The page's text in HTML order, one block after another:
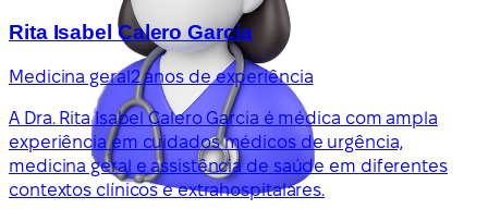
Rita Isabel Calero Garcia
Medicina geral2 anos de experiência
A Dra. Rita Isabel Calero Garcia é médica com ampla
experiência em cuidados médicos de urgência,
medicina geral e assistência de saúde em diferentes
contextos clínicos e extrahospitalares.